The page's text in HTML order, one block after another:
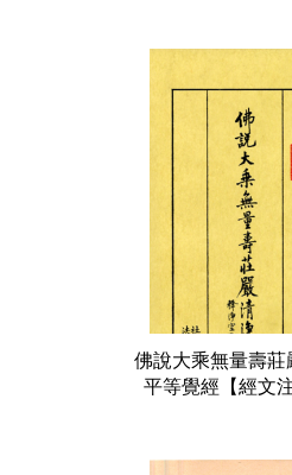
佛說大乘無量壽莊
平等覺經【經文注